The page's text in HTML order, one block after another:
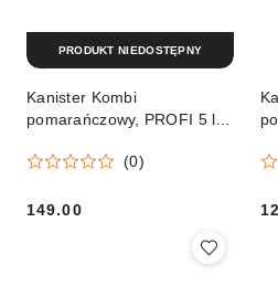
Kanister Kombi
pomarańczowy, PROFI 5 l /
(0)
Cena:
149.00
PRODUKT NIEDOSTĘPNY